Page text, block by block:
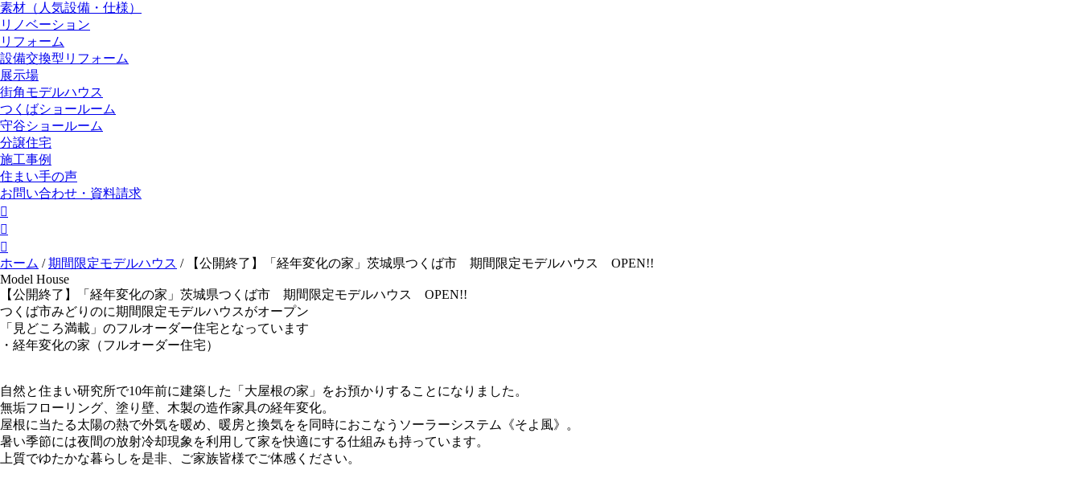
素材（人気設備・仕様）
リノベーション
リフォーム
設備交換型リフォーム
展示場
街角モデルハウス
つくばショールーム
守谷ショールーム
分譲住宅
施工事例
住まい手の声
お問い合わせ・資料請求



ホーム /期間限定モデルハウス /
【公開終了】「経年変化の家」茨城県つくば市 期間限定モデルハウス OPEN!!
Model House
【公開終了】「経年変化の家」茨城県つくば市 期間限定モデルハウス OPEN!!
つくば市みどりのに期間限定モデルハウスがオープン
「見どころ満載」のフルオーダー住宅となっています
・経年変化の家（フルオーダー住宅）
自然と住まい研究所で10年前に建築した「大屋根の家」をお預かりすることになりました。
無垢フローリング、塗り壁、木製の造作家具の経年変化。
屋根に当たる太陽の熱で外気を暖め、暖房と換気をを同時におこなうソーラーシステム《そよ風》。
暑い季節には夜間の放射冷却現象を利用して家を快適にする仕組みも持っています。
上質でゆたかな暮らしを是非、ご家族皆様でご体感ください。